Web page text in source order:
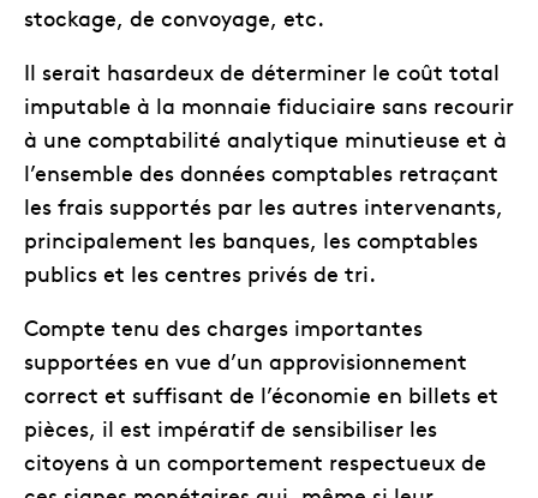
stockage, de convoyage, etc.
Il serait hasardeux de déterminer le coût total
imputable à la monnaie fiduciaire sans recourir
à une comptabilité analytique minutieuse et à
l’ensemble des données comptables retraçant
les frais supportés par les autres intervenants,
principalement les banques, les comptables
publics et les centres privés de tri.
Compte tenu des charges importantes
supportées en vue d’un approvisionnement
correct et suffisant de l’économie en billets et
pièces, il est impératif de sensibiliser les
citoyens à un comportement respectueux de